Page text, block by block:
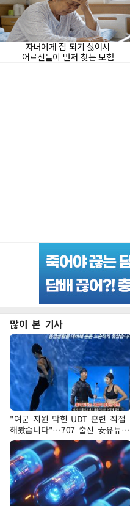
많이 본 기사
"여군 지원 막힌 UDT 훈련 직접
해봤습니다"…707 출신 女유튜버
'완벽 소화'